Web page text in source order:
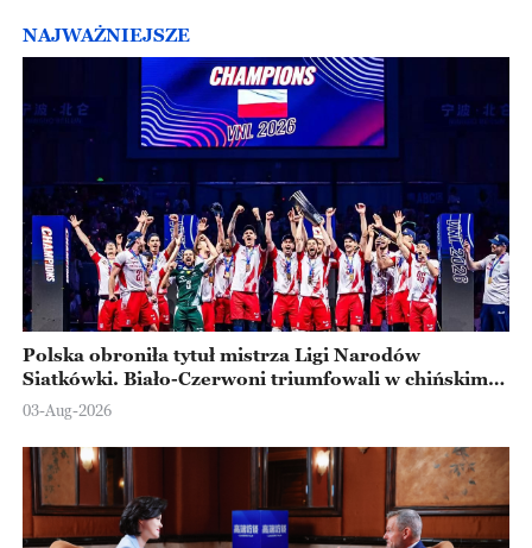
NAJWAŻNIEJSZE
Polska obroniła tytuł mistrza Ligi Narodów
Siatkówki. Biało-Czerwoni triumfowali w chińskim
Ningbo
03-Aug-2026